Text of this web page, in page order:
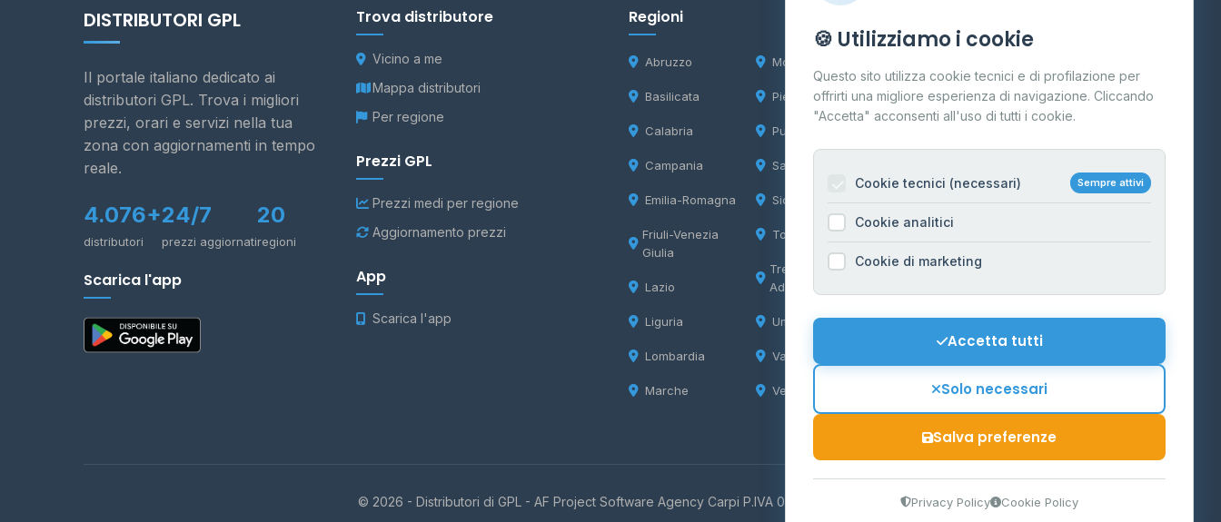
DISTRIBUTORI GPL
Il portale italiano dedicato ai
distributori GPL. Trova i migliori
prezzi, orari e servizi nella tua
zona con aggiornamenti in tempo
reale.
4.076+
distributori
24/7
prezzi aggiornati
20
regioni
Scarica l'app
Trova distributore
Vicino a me
Mappa distributori
Per regione
Prezzi GPL
Prezzi medi per regione
Aggiornamento prezzi
App
Scarica l'app
Regioni
Abruzzo
Basilicata
Calabria
Campania
Emilia-Romagna
Friuli-Venezia
Giulia
Lazio
Liguria
Lombardia
Marche
Molise
Piemonte
Puglia
Sardegna
Sicilia
Toscana
Trentino-Alto
Adige
Umbria
Valle d'Aosta
Veneto
Contatti
Per gestori
Informazioni legali
Privacy Policy
Cookie Policy
Mappa del sito
Contattaci
© 2026 - Distributori di GPL - AF Project Software Agency Carpi P.IVA 03859300364
🍪 Utilizziamo i cookie
Questo sito utilizza cookie tecnici e di profilazione per
offrirti una migliore esperienza di navigazione. Cliccando
"Accetta" acconsenti all'uso di tutti i cookie.
Cookie tecnici (necessari) Sempre attivi
Cookie analitici
Cookie di marketing
Accetta tutti
Solo necessari
Salva preferenze
Privacy Policy Cookie Policy